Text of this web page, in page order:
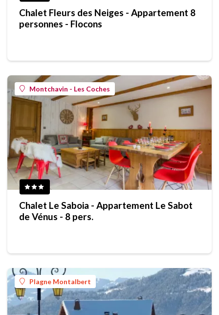
Chalet Fleurs des Neiges - Appartement 8
personnes - Flocons
Montchavin - Les Coches
Chalet Le Saboia - Appartement Le Sabot
de Vénus - 8 pers.
Plagne Montalbert